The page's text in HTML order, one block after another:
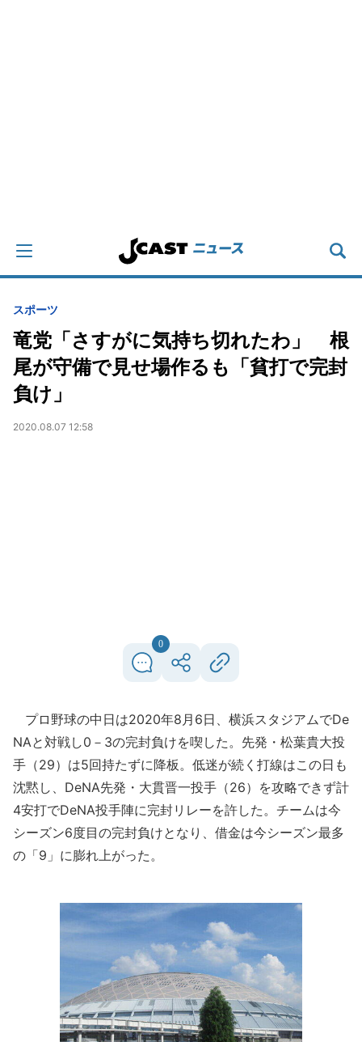
スポーツ
竜党「さすがに気持ち切れたわ」 根
尾が守備で見せ場作るも「貧打で完封
負け」
2020.08.07 12:58
0
プロ野球の中日は2020年8月6日、横浜スタジアムでDe
NAと対戦し0－3の完封負けを喫した。先発・松葉貴大投
手（29）は5回持たずに降板。低迷が続く打線はこの日も
沈黙し、DeNA先発・大貫晋一投手（26）を攻略できず計
4安打でDeNA投手陣に完封リレーを許した。チームは今
シーズン6度目の完封負けとなり、借金は今シーズン最多
の「9」に膨れ上がった。